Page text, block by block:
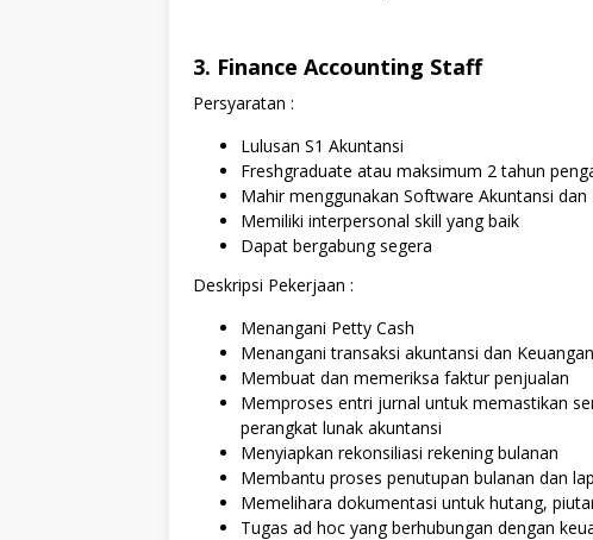
3. Finance Accounting Staff
Persyaratan :
Lulusan S1 Akuntansi
Freshgraduate atau maksimum 2 tahun
Mahir menggunakan Software Akuntansi
Memiliki interpersonal skill yang baik
Dapat bergabung segera
Deskripsi Pekerjaan :
Menangani Petty Cash
Menangani transaksi akuntansi dan Keuangan
Membuat dan memeriksa faktur penjualan
Memproses entri jurnal untuk memastikan
perangkat lunak akuntansi
Menyiapkan rekonsiliasi rekening bulanan
Membantu proses penutupan bulanan dan
Memelihara dokumentasi untuk hutang,
Tugas ad hoc yang berhubungan dengan